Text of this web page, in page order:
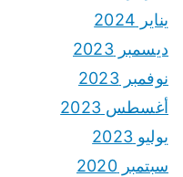
يناير 2024
ديسمبر 2023
نوفمبر 2023
أغسطس 2023
يوليو 2023
سبتمبر 2020